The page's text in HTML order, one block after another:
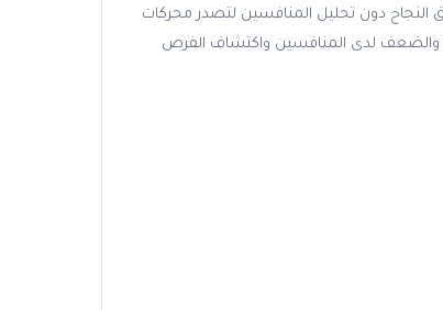
النجاح دون تحليل المنافسين لتصدر محركات
والضعف لدى المنافسين واكتشاف الفرص